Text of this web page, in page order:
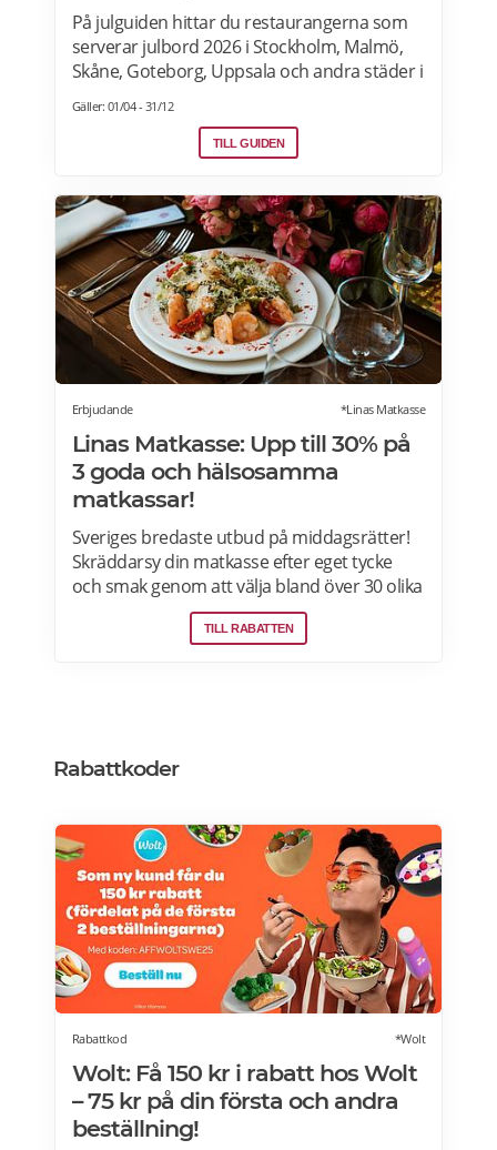
På julguiden hittar du restaurangerna som
serverar julbord 2026 i Stockholm, Malmö,
Skåne, Goteborg, Uppsala och andra städer i
övernattning på hotell, slott eller herrgård.
julfrukost, julkasse eller julcatering för
avhämtning, finns det också många
erbjudanden för dig. Läs mer om Julbord
2026 här.
Gäller: 01/04 - 31/12
TILL GUIDEN
Erbjudande *Linas Matkasse
Linas Matkasse: Upp till 30% på
3 goda och hälsosamma
matkassar!
Sveriges bredaste utbud på middagsrätter!
Skräddarsy din matkasse efter eget tycke
och smak genom att välja bland över 30 olika
rätter – varje vecka! Din matkasse levereras
direkt till din dörr. Du kan skräddarsy din
TILL RABATTEN
Rabattkoder
Rabattkod *Wolt
Wolt: Få 150 kr i rabatt hos Wolt
– 75 kr på din första och andra
beställning!